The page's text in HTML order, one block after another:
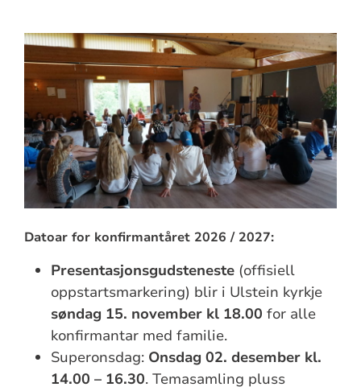
Datoar for konfirmantåret 2026 / 2027:
Presentasjonsgudsteneste (offisiell
oppstartsmarkering) blir i Ulstein kyrkje
søndag 15. november kl 18.00 for alle
konfirmantar med familie.
Superonsdag: Onsdag 02. desember kl.
14.00 – 16.30. Temasamling pluss